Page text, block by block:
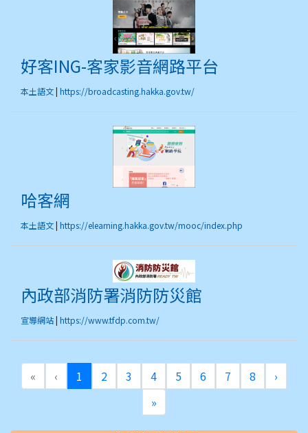
好客ING-客家影音網路平台
本土語文| https://broadcasting.hakka.gov.tw/
哈客網
哈客網
本土語文| https://elearning.hakka.gov.tw/mooc/index.php
內政部消防署消防防災館
宣導網站| https://www.tfdp.com.tw/
« ‹ 1 (目前頁次)
2 3 4 5 6 7 8 ›
»最後頁